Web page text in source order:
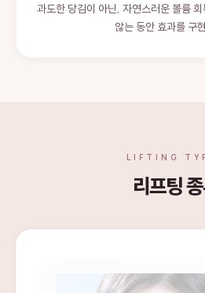
과도한 당김이 아닌, 자연스러운 볼륨
않는 동안 효과를 구
LIFTING
리프팅